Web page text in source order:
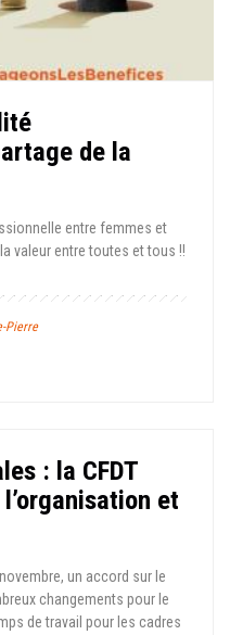
de la
entre femmes et
valeur entre toutes et tous !!
Pierre
: la CFDT
et
un accord sur le
changements pour le
de travail pour les cadres